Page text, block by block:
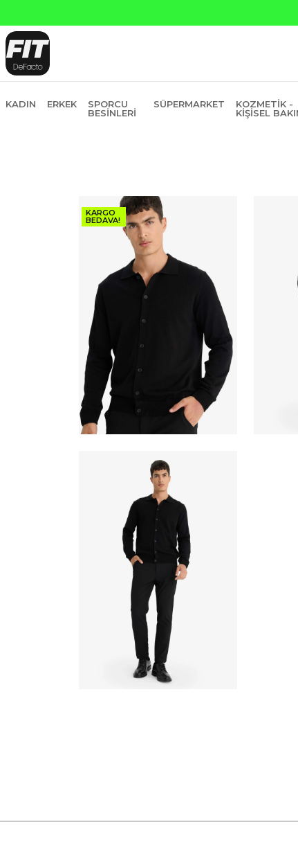
KADIN ERKEK
SPORCU
BESINLERI
SÜPERMARKET
KOZMETIK -
KIŞISEL
KARGO
BEDAVA!